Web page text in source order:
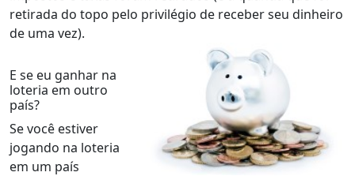
retirada do topo pelo privilégio de receber seu dinheiro
de uma vez).
E se eu ganhar na
loteria em outro
país?
Se você estiver
jogando na loteria
em um país